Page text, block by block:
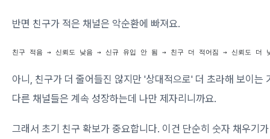
반면 친구가 적은 채널은 악순환에 빠져요.
친구 적음 → 신뢰도 낮음 → 신규 유입 안 됨 → 친구 더 적어짐 → 신뢰도 더
아니, 친구가 더 줄어들진 않지만 '상대적으로' 더 초라해 보이는
다른 채널들은 계속 성장하는데 나만 제자리니까요.
그래서 초기 친구 확보가 중요합니다. 이건 단순히 숫자 채우기가